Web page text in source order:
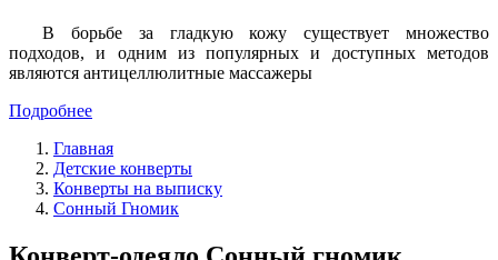
В борьбе за гладкую кожу существует множество
подходов, и одним из популярных и доступных методов
являются антицеллюлитные массажеры
Подробнее
Главная
Детские конверты
Конверты на выписку
Сонный Гномик